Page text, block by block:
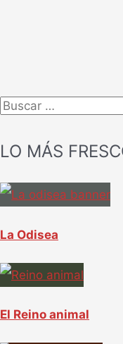
B
o
:
LO MÁS
La Odisea
El Reino animal